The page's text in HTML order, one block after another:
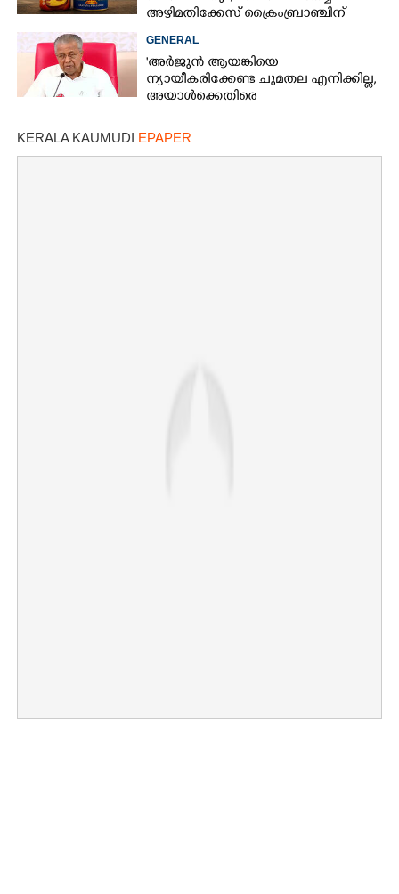
അഴിമതിക്കേസ് ക്രൈംബ്രാഞ്ചിന്
GENERAL
'അർജുൻ ആയങ്കിയെ
ന്യായീകരിക്കേണ്ട ചുമതല എനിക്കില്ല,
അയാൾക്കെതിരെ
KERALA KAUMUDI EPAPER